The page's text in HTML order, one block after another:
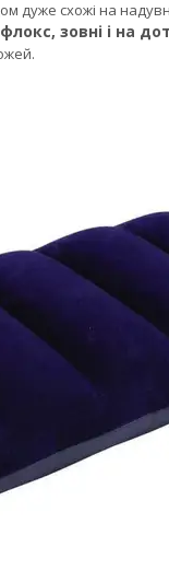
дуже схожі на
зовні і на